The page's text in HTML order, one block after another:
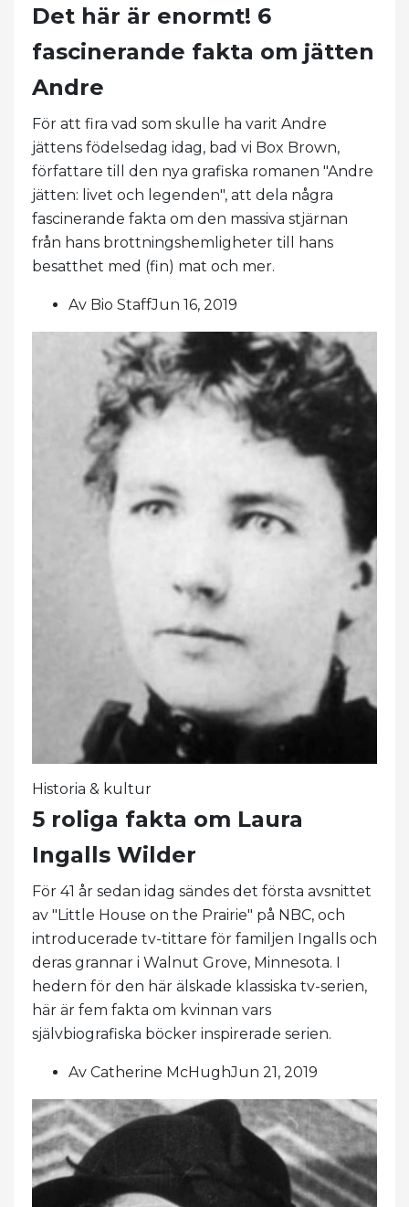
Det här är enormt! 6
fascinerande fakta om jätten
Andre
För att fira vad som skulle ha varit Andre
jättens födelsedag idag, bad vi Box Brown,
författare till den nya grafiska romanen "Andre
jätten: livet och legenden", att dela några
fascinerande fakta om den massiva stjärnan
från hans brottningshemligheter till hans
besatthet med (fin) mat och mer.
Av Bio StaffJun 16, 2019
Historia & kultur
5 roliga fakta om Laura
Ingalls Wilder
För 41 år sedan idag sändes det första avsnittet
av "Little House on the Prairie" på NBC, och
introducerade tv-tittare för familjen Ingalls och
deras grannar i Walnut Grove, Minnesota. I
hedern för den här älskade klassiska tv-serien,
här är fem fakta om kvinnan vars
självbiografiska böcker inspirerade serien.
Av Catherine McHughJun 21, 2019